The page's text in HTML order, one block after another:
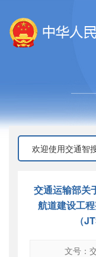
交通运输部关
航道建设工
（
文号：